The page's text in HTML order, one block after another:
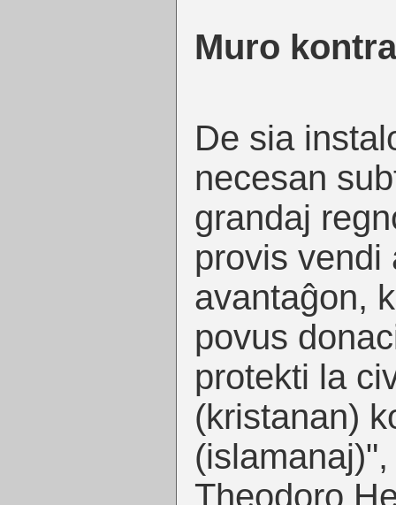
Muro
De sia
necesan
grandaj
provis vendi
avantaĝon,
povus
protekti la
(kristanan)
Theodoro